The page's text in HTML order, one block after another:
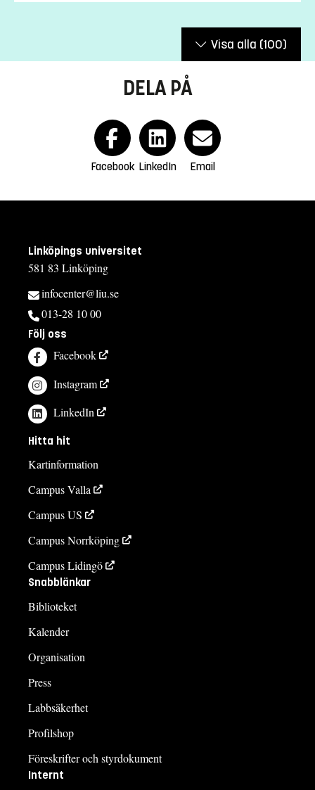
Visa alla (100)
DELA PÅ
Facebook LinkedIn Email
Linköpings universitet
581 83 Linköping
infocenter@liu.se
013-28 10 00
Följ oss
Facebook
Instagram
LinkedIn
Hitta hit
Kartinformation
Campus Valla
Campus US
Campus Norrköping
Campus Lidingö
Snabblänkar
Biblioteket
Kalender
Organisation
Press
Labbsäkerhet
Profilshop
Föreskrifter och styrdokument
Internt